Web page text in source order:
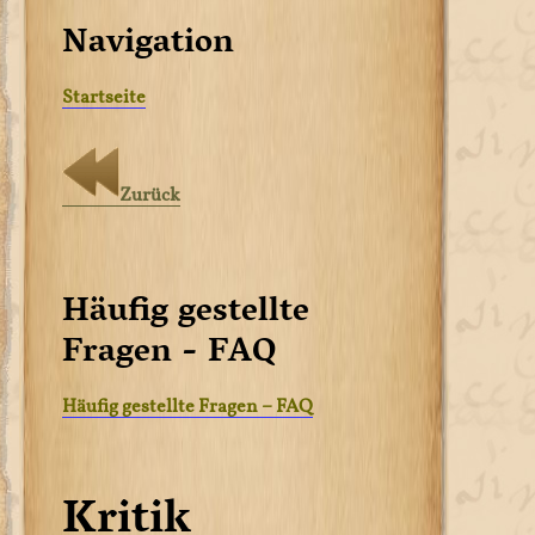
Navigation
Startseite
Zurück
Häufig gestellte
Fragen - FAQ
Häufig gestellte Fragen – FAQ
Kritik